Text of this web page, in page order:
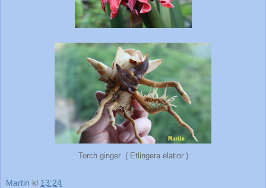
Torch ginger ( Etlingera elatior )
Martin kl 13:24